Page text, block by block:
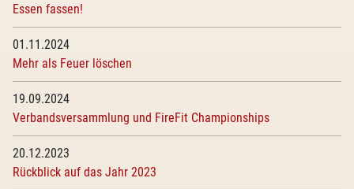
Essen fassen!
01.11.2024
Mehr als Feuer löschen
19.09.2024
Verbandsversammlung und FireFit Championships
20.12.2023
Rückblick auf das Jahr 2023